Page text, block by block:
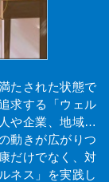
たされた状態で
求する「ウェル
や企業、地域…
動きが広がりつ
だけでなく、対
ネス」を実践し